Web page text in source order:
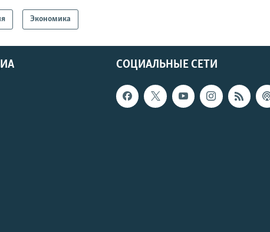
Экономика
СОЦИАЛЬНЫЕ СЕТИ